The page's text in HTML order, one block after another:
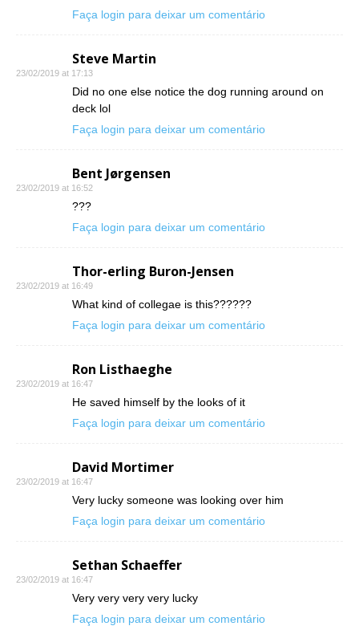
Faça login para deixar um comentário
Steve Martin
23/02/2019 at 17:13
Did no one else notice the dog running around on
deck lol
Faça login para deixar um comentário
Bent Jørgensen
23/02/2019 at 16:52
???
Faça login para deixar um comentário
Thor-erling Buron-Jensen
23/02/2019 at 16:49
What kind of collegae is this??????
Faça login para deixar um comentário
Ron Listhaeghe
23/02/2019 at 16:47
He saved himself by the looks of it
Faça login para deixar um comentário
David Mortimer
23/02/2019 at 16:47
Very lucky someone was looking over him
Faça login para deixar um comentário
Sethan Schaeffer
23/02/2019 at 16:47
Very very very very lucky
Faça login para deixar um comentário